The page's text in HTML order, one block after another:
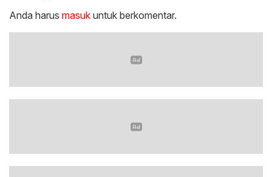
Anda harus masuk untuk berkomentar.